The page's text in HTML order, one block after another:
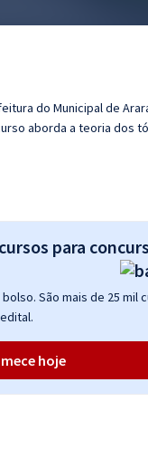
do Municipal de
aborda a teoria dos
para
São mais de 25 mil
hoje